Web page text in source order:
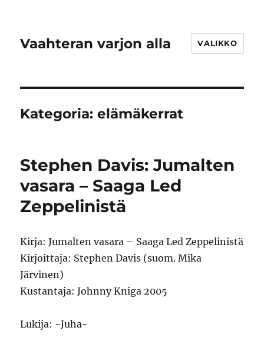
Vaahteran varjon alla VALIKKO
Kategoria:elämäkerrat
Stephen Davis: Jumalten
vasara – Saaga Led
Zeppelinistä
Kirja: Jumalten vasara – Saaga Led Zeppelinistä
Kirjoittaja: Stephen Davis (suom. Mika
Järvinen)
Kustantaja: Johnny Kniga 2005
Lukija: -Juha-